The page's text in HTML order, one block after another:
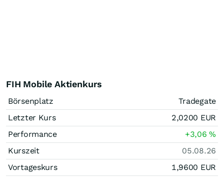
FIH Mobile Aktienkurs
Börsenplatz
Tradegate
Letzter Kurs
2,0200 EUR
Performance
+3,06%
Kurszeit
05.08.26
Vortageskurs
1,9600 EUR